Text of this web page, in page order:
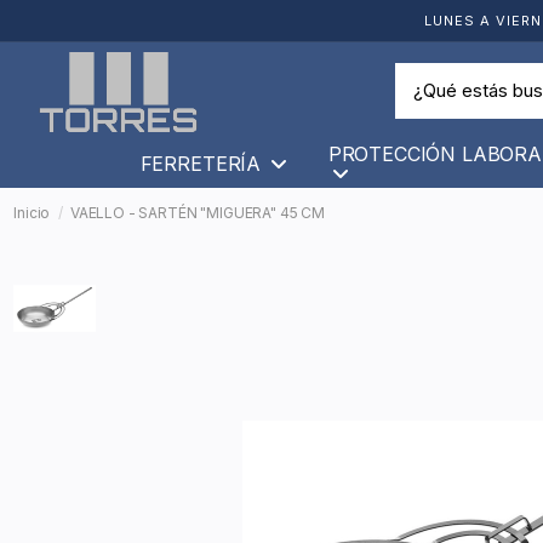
LUNES A
FERRETERÍA PROTECCIÓN
Inicio VAELLO - SARTÉN "MIGUERA" 45 CM